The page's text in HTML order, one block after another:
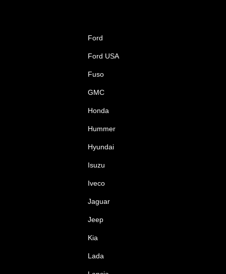
Ford
Ford USA
Fuso
GMC
Honda
Hummer
Hyundai
Isuzu
Iveco
Jaguar
Jeep
Kia
Lada